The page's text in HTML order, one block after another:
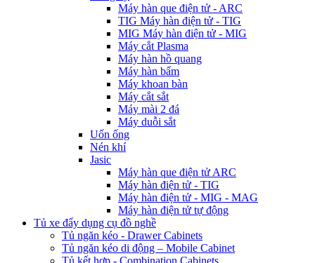
Máy hàn que điện tử - ARC
TIG Máy hàn điện tử - TIG
MIG Máy hàn điện tử - MIG
Máy cắt Plasma
Máy hàn hồ quang
Máy hàn bẩm
Máy khoan bàn
Máy cắt sắt
Máy mài 2 đá
Máy duỗi sắt
Uốn ống
Nén khí
Jasic
Máy hàn que điện tử ARC
Máy hàn điện tử - TIG
Máy hàn điện tử - MIG - MAG
Máy hàn điện tử tự động
Tủ xe đẩy dụng cụ đồ nghề
Tủ ngăn kéo - Drawer Cabinets
Tủ ngăn kéo di động – Mobile Cabinet
Tủ kết hợp - Combination Cabinets